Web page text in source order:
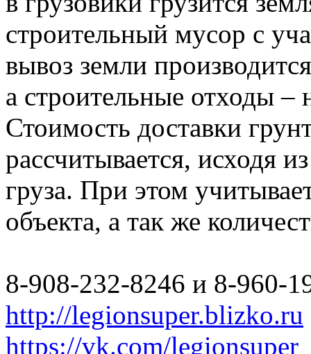
строительный мусор с
вывоз земли
а строительные отходы –
Стоимость доставки
рассчитывается, исходя
груза. При этом
объекта, а так же
8-908-232-8246 и 8-960-
http://legionsuper.blizko.ru
https://vk.com/legionsuper